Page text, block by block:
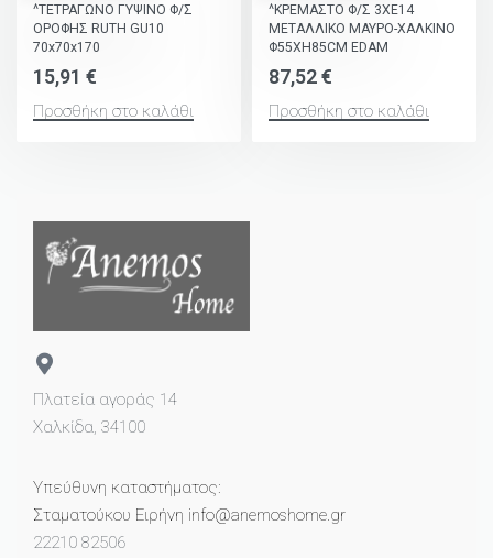
^ΤΕΤΡΑΓΩΝΟ ΓΥΨΙΝΟ Φ/Σ
ΟΡΟΦΗΣ RUTH GU10
70x70x170
15,91 €
Προσθήκη στο καλάθι
^ΚΡΕΜΑΣΤΟ Φ/Σ 3ΧΕ14
ΜΕΤΑΛΛΙΚΟ ΜΑΥΡΟ-ΧΑΛΚΙΝΟ
Φ55ΧΗ85CM EDAM
87,52€
Προσθήκη στο καλάθι
Πλατεία αγοράς 14
Χαλκίδα, 34100
Υπεύθυνη καταστήματος:
Σταματούκου Ειρήνη info@anemoshome.gr
22210 82506